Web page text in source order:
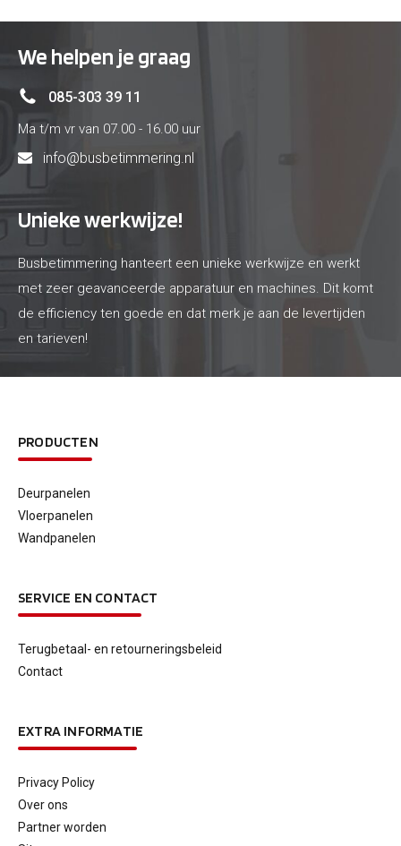
We helpen je graag
085-303 39 11
Ma t/m vr van 07.00 - 16.00 uur
info@busbetimmering.nl
Unieke werkwijze!
Busbetimmering hanteert een unieke werkwijze en werkt
met zeer geavanceerde apparatuur en machines. Dit komt
de efficiency ten goede en dat merk je aan de levertijden
en tarieven!
PRODUCTEN
Deurpanelen
Vloerpanelen
Wandpanelen
SERVICE EN CONTACT
Terugbetaal- en retourneringsbeleid
Contact
EXTRA INFORMATIE
Privacy Policy
Over ons
Partner worden